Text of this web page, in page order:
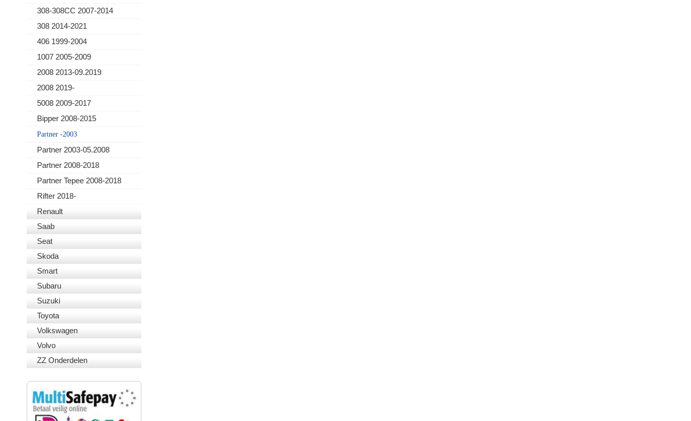
308-308CC 2007-2014
308 2014-2021
406 1999-2004
1007 2005-2009
2008 2013-09.2019
2008 2019-
5008 2009-2017
Bipper 2008-2015
Partner -2003
Partner 2003-05.2008
Partner 2008-2018
Partner Tepee 2008-2018
Rifter 2018-
Renault
Saab
Seat
Skoda
Smart
Subaru
Suzuki
Toyota
Volkswagen
Volvo
ZZ Onderdelen